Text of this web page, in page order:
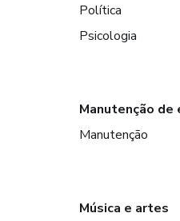
Política
Psicologia
Manutenção
Manutenção
Música e artes